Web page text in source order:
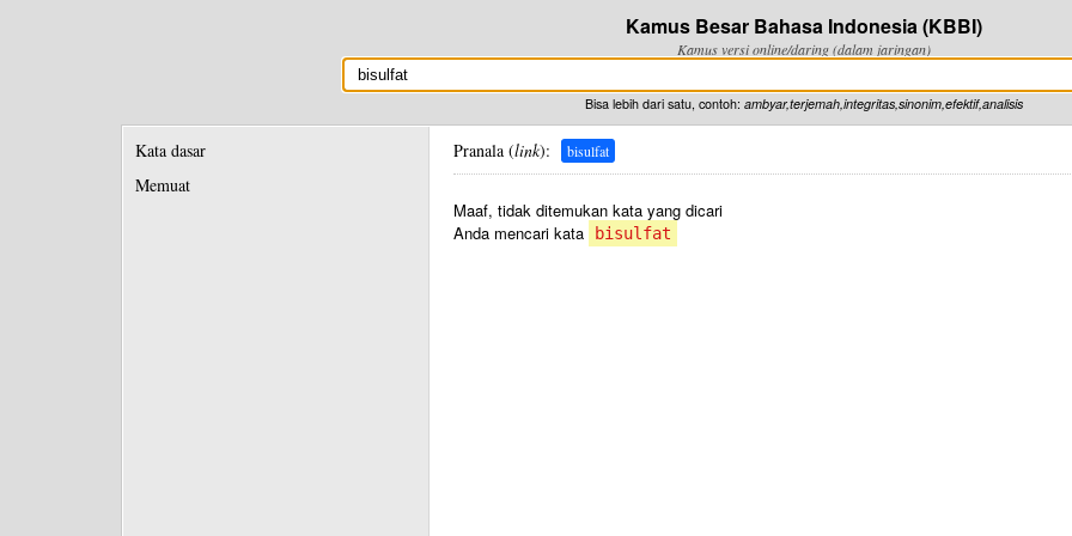
Kamus Besar Bahasa Indonesia (KBBI)
Kamus versi online/daring (dalam jaringan)
Bisa lebih dari satu, contoh: ambyar,terjemah,integritas,sinonim,efektif,analisis
Kata dasar
Memuat
Pranala (link): bisulfat
Maaf, tidak ditemukan kata yang dicari
Anda mencari kata
bisulfat